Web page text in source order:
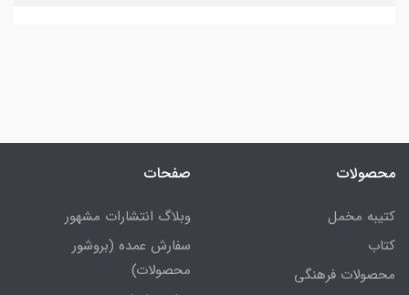
محصولات
کتیبه مخمل
کتاب
محصولات فرهنگی
صفحات
وبلاگ انتشارات مشهور
سفارش عمده (بروشور
محصولات)